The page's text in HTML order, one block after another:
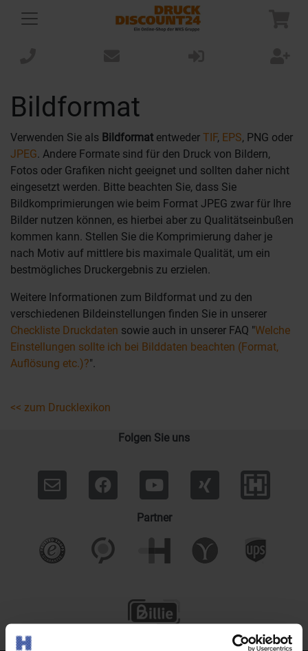
Bildformat
Verwenden Sie als Bildformat entweder TIF, EPS, PNG oder
JPEG. Andere Formate sind für den Druck von Bildern,
Fotos oder Grafiken nicht geeignet und sollten daher nicht
eingesetzt werden. Bitte beachten Sie, dass Sie
Bildkomprimierungen wie beim Format JPEG zwar für Ihre
Bilder nutzen können, es hierbei aber zu Qualitätseinbußen
kommen kann. Stellen Sie die Komprimierung daher je
nach Motiv auf mittlere bis maximale Qualität, um ein
bestmögliches Druckergebnis zu erzielen.
Weitere Informationen zum Bildformat und zu den
verschiedenen Bildeinstellungen finden Sie in unserer
Checkliste Druckdaten sowie auch in unserer FAQ "Welche
Einstellungen sollte ich bei Bilddaten beachten (Format,
Auflösung etc.)?".
<< zum Drucklexikon
Folgen Sie uns
Partner